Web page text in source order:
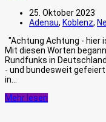
25. Oktober 2023
Adenau, Koblenz,
"Achtung Achtung - hier
Mit diesen Worten
Rundfunks in
- und bundesweit
in…
Mehr lesen